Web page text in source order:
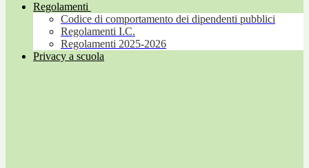
Regolamenti
Codice di comportamento dei dipendenti pubblici
Regolamenti I.C.
Regolamenti 2025-2026
Privacy a scuola